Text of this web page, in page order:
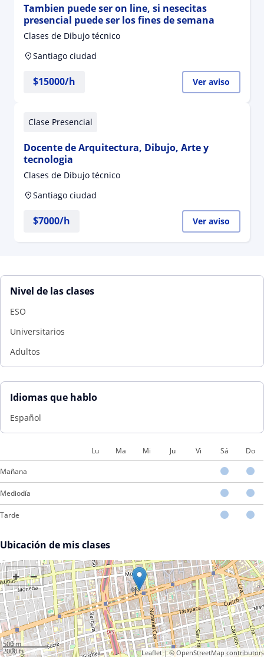
Tambien puede ser on line, si nesecitas
presencial puede ser los fines de semana
Clases de Dibujo técnico
Santiago ciudad
$15000/h Ver aviso
Clase Presencial
Docente de Arquitectura, Dibujo, Arte y
tecnologia
Clases de Dibujo técnico
Santiago ciudad
$7000/h Ver aviso
Nivel de las clases
ESO
Universitarios
Adultos
Idiomas que hablo
Español
Lu Ma Mi Ju Vi Sá Do
Mañana
Mediodía
Tarde
Ubicación de mis clases
+ −
500 m
2000 ft
Leaflet| © OpenStreetMap contributors